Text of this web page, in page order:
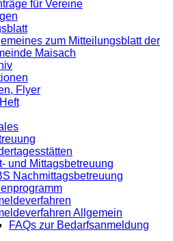
für Vereine
zum Mitteilungsblatt der
Maisach
Flyer
und Mittagsbetreuung
Nachmittagsbetreuung
Allgemein
FAQs zur Bedarfsanmeldung